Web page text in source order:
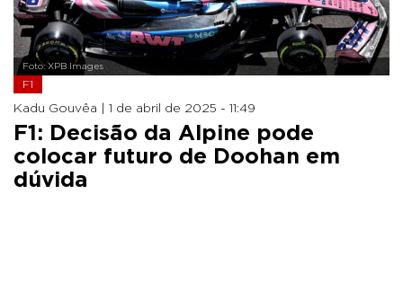
Foto: XPB Images
F1
Kadu Gouvêa | 1 de abril de 2025 - 11:49
F1: Decisão da Alpine pode
colocar futuro de Doohan em
dúvida